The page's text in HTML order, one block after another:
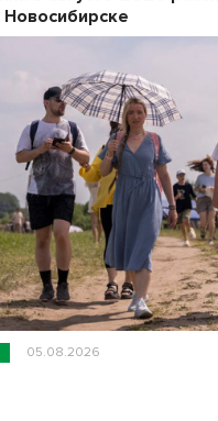
05.08.2026
Новосибирске